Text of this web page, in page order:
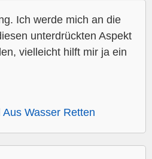
Ich werde mich an die
unterdrückten Aspekt
vielleicht hilft mir ja ein
Wasser Retten